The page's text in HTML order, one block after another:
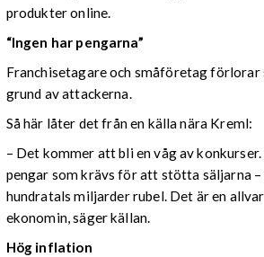
produkter online.
“Ingen har pengarna”
Franchisetagare och småföretag förlorar
grund av attackerna.
Så här låter det från en källa nära Kreml:
– Det kommer att bli en våg av
pengar som krävs för att stötta säljarna –
hundratals miljarder rubel. Det är en
ekonomin, säger källan.
Hög inflation